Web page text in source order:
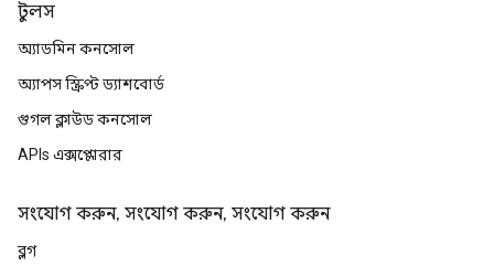
টুলস
অ্যাডমিন কনসোল
অ্যাপস স্ক্রিপ্ট ড্যাশবোর্ড
গুগল ক্লাউড কনসোল
APIs এক্সপ্লোরার
সংযোগ করুন, সংযোগ করুন, সংযোগ করুন
ব্লগ